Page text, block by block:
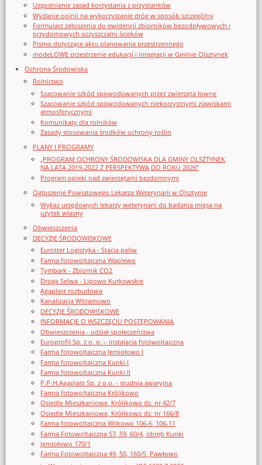
Uzgodnienie zasad korzystania z przystanków
Wydanie opinii na wykorzystanie dróg w sposób szczególny
Formularz zgłoszenia do ewidencji zbiorników bezodpływowych i
przydomowych oczyszczalni ścieków
Pismo dotyczące aktu planowania przestrzennego
modeLOWE przestrzenie edukacji i integracji w Gminie Olsztynek
Ochrona Środowiska
Rolnictwo
Szacowanie szkód spowodowanych przez zwierzęta łowne
Szacowanie szkód spowodowanych niekorzystnymi zjawiskami
atmosferycznymi
Komunikaty dla rolników
Zasady stosowania środków ochrony roślin
PLANY I PROGRAMY
„PROGRAM OCHRONY ŚRODOWISKA DLA GMINY OLSZTYNEK
NA LATA 2019-2022 Z PERSPEKTYWĄ DO ROKU 2026”
Program opieki nad zwierzętami bezdomnymi
Ogloszenie Powiatowego Lekarza Weterynarii w Olsztynie
Wykaz urzędowych lekarzy weterynarii do badania mięsa na
użytek własny
Obwieszczenia
DECYZJE ŚRODOWISKOWE
Eurotter Logistyka - Stacja paliw
Farma fotowoltaiczna Waplewo
Tymbark - Zbiornik CO2
Droga Selwa - Lipowo Kurkowskie
Agaplast rozbudowa
Kanalizacja Witramowo
DECYZJE ŚRODOWISKOWE
INFORMACJE O WSZCZĘCIU POSTĘPOWANIA
Obwieszczenia - udział społeczeństwa
Europrofil Sp. z o. o. – instalacja fotowoltaiczna
Farma fotowoltaiczna Jemiołowo I
Farma fotowoltaiczna Kunki I
Farma fotowoltaiczna Kunki II
P.P-H.Agaplast Sp. z o.o. - studnia awaryjna
Farma fotowoltaiczna Królikowo
Osiedle Mieszkaniowe, Królikowo dz. nr 42/7
Osiedle Mieszkaniowe, Królikowo dz. nr 166/8
Farma fotowoltaiczna Wilkowo 106-6, 106-11
Farma Fotowoltaiczna 57, 59, 60/4, obręb Kunki
Jemiołowo 170/1
Farma Fotowoltaiczna 49, 50, 160/5, Pawłowo